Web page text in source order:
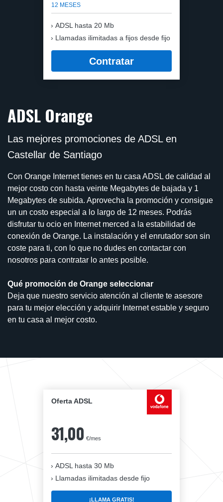
12 MESES
ADSL hasta 20 Mb
Llamadas ilimitadas a fijos desde fijo
Contratar
ADSL Orange
Las mejores promociones de ADSL en
Castellar de Santiago
Con Orange Internet tienes en tu casa ADSL de calidad al
mejor costo con hasta veinte Megabytes de bajada y 1
Megabytes de subida. Aprovecha la promoción y consigue
un un costo especial a lo largo de 12 meses. Podrás
disfrutar tu ocio en Internet merced a la estabilidad de
conexión de Orange. La instalación y el enrutador son sin
coste para ti, con lo que no dudes en contactar con
nosotros para contratar lo antes posible.
Qué promoción de Orange seleccionar
Deja que nuestro servicio atención al cliente te asesore
para tu mejor elección y adquirir Internet estable y seguro
en tu casa al mejor costo.
Oferta ADSL
31,00 €/mes
ADSL hasta 30 Mb
Llamadas ilimitadas desde fijo
¡LLAMA GRATIS!